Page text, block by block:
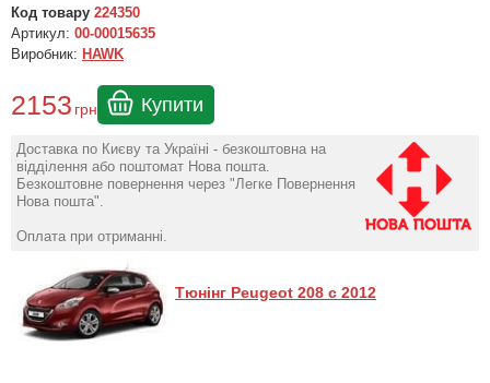
Код товару 224350
Артикул: 00-00015635
Виробник: HAWK
2153 грн Купити
Доставка по Києву та Україні - безкоштовна на
відділення або поштомат Нова пошта.
Безкоштовне повернення через "Легке Повернення
Нова пошта".
Оплата при отриманні.
Тюнінг Peugeot 208 с 2012